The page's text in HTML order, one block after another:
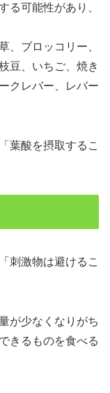
る可能性があり、
、ブロッコリー、
豆、いちご、焼き
クレバー、レバー
葉酸を摂取するこ
刺激物は避けるこ
が少なくなりがち
きるものを食べる